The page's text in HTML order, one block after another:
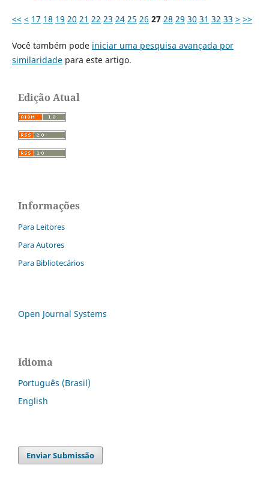
<< < 17 18 19 20 21 22 23 24 25 26 27 28 29 30 31 32 33 > >>
Você também pode iniciar uma pesquisa avançada por
similaridadepara este artigo.
Edição Atual
Informações
Para Leitores
Para Autores
Para Bibliotecários
Open Journal Systems
Idioma
Português (Brasil)
English
Enviar Submissão